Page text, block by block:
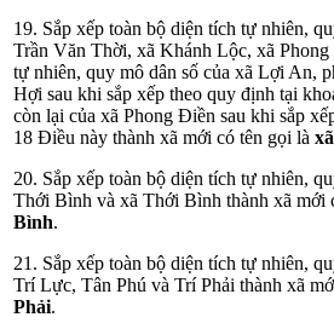
19. Sắp xếp toàn bộ diện tích tự nhiên,
Trần Văn Thời, xã Khánh Lộc, xã Phong
tự nhiên, quy mô dân số của xã Lợi An,
Hợi sau khi sắp xếp theo quy định tại
còn lại của xã Phong Điền sau khi sắp
18 Điều này thành xã mới có tên gọi là
20. Sắp xếp toàn bộ diện tích tự nhiên,
Thới Bình và xã Thới Bình thành xã mới
Bình.
21. Sắp xếp toàn bộ diện tích tự nhiên,
Trí Lực, Tân Phú và Trí Phải thành xã
Phải.